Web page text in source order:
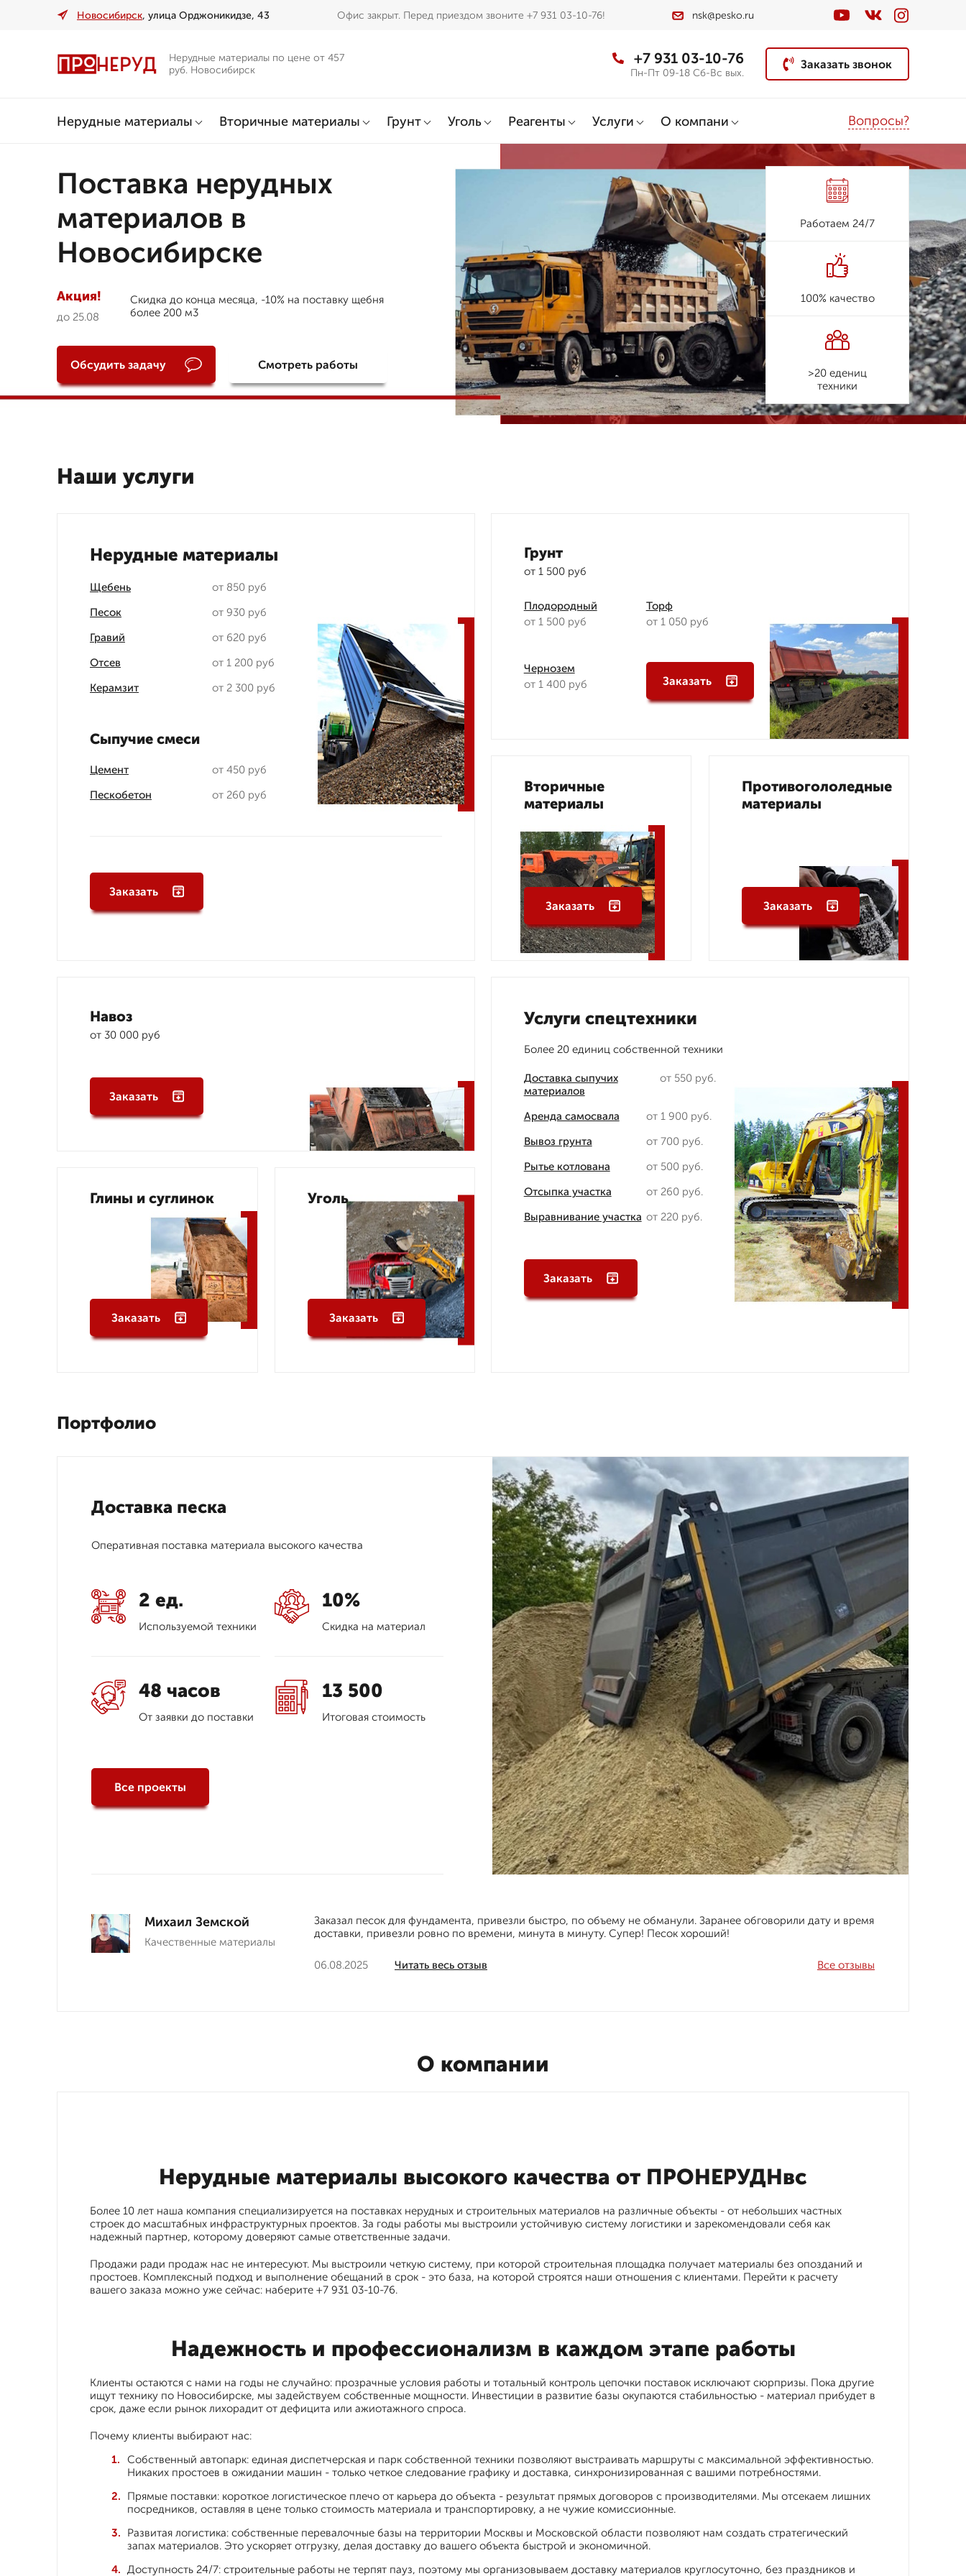
Новосибирск, улица Орджоникидзе, 43 Офис закрыт. Перед приездом звоните +7 931 03-10-76! nsk@pesko.ru
Нерудные материалы по цене от 457
руб. Новосибирск
+7 931 03-10-76
Пн-Пт 09-18 Сб-Вс вых.
Заказать звонок
Нерудные материалы Вторичные материалы Грунт Уголь Реагенты Услуги О компани Вопросы?
Поставка нерудных
материалов в
Новосибирске
Акция!
до 25.08
Скидка до конца месяца, -10% на поставку щебня
более 200 м3
Обсудить задачу Смотреть работы
Работаем 24/7
100% качество
>20 едениц
техники
Наши услуги
Нерудные материалы
Щебень
от 850 руб
Песок
от 930 руб
Гравий
от 620 руб
Отсев
от 1 200 руб
Керамзит
от 2 300 руб
Сыпучие смеси
Цемент
от 450 руб
Пескобетон
от 260 руб
Заказать
Грунт
от 1 500 руб
Плодородный
от 1 500 руб
Торф
от 1 050 руб
Чернозем
от 1 400 руб
Заказать
Вторичные
материалы
Заказать
Противогололедные
материалы
Заказать
Навоз
от 30 000 руб
Заказать
Глины и суглинок
Заказать
Уголь
Заказать
Услуги спецтехники
Более 20 единиц собственной техники
Доставка сыпучих
материалов
от 550 руб.
Аренда самосвала
от 1 900 руб.
Вывоз грунта
от 700 руб.
Рытье котлована
от 500 руб.
Отсыпка участка
от 260 руб.
Выравнивание участка от 220 руб.
Заказать
Портфолио
Доставка песка
Оперативная поставка материала высокого качества
2 ед.
Используемой техники
10%
Скидка на материал
48 часов
От заявки до поставки
13 500
Итоговая стоимость
Все проекты
Михаил Земской
Качественные материалы
06.08.2025
Читать весь отзыв Все отзывы
Заказал песок для фундамента, привезли быстро, по объему не обманули. Заранее обговорили дату и время
доставки, привезли ровно по времени, минута в минуту. Супер! Песок хороший!
О компании
Нерудные материалы высокого качества от ПРОНЕРУДНвс
Более 10 лет наша компания специализируется на поставках нерудных и строительных материалов на различные объекты - от небольших частных
строек до масштабных инфраструктурных проектов. За годы работы мы выстроили устойчивую систему логистики и зарекомендовали себя как
надежный партнер, которому доверяют самые ответственные задачи.
Продажи ради продаж нас не интересуют. Мы выстроили четкую систему, при которой строительная площадка получает материалы без опозданий и
простоев. Комплексный подход и выполнение обещаний в срок - это база, на которой строятся наши отношения с клиентами. Перейти к расчету
вашего заказа можно уже сейчас: наберите +7 931 03-10-76.
Надежность и профессионализм в каждом этапе работы
Клиенты остаются с нами на годы не случайно: прозрачные условия работы и тотальный контроль цепочки поставок исключают сюрпризы. Пока другие
ищут технику по Новосибирске, мы задействуем собственные мощности. Инвестиции в развитие базы окупаются стабильностью - материал прибудет в
срок, даже если рынок лихорадит от дефицита или ажиотажного спроса.
Почему клиенты выбирают нас:
Собственный автопарк: единая диспетчерская и парк собственной техники позволяют выстраивать маршруты с максимальной эффективностью.
Никаких простоев в ожидании машин - только четкое следование графику и доставка, синхронизированная с вашими потребностями.
Прямые поставки: короткое логистическое плечо от карьера до объекта - результат прямых договоров с производителями. Мы отсекаем лишних
посредников, оставляя в цене только стоимость материала и транспортировку, а не чужие комиссионные.
Развитая логистика: собственные перевалочные базы на территории Москвы и Московской области позволяют нам создать стратегический
запах материалов. Это ускоряет отгрузку, делая доставку до вашего объекта быстрой и экономичной.
Доступность 24/7: строительные работы не терпят пауз, поэтому мы организовываем доставку материалов круглосуточно, без праздников и